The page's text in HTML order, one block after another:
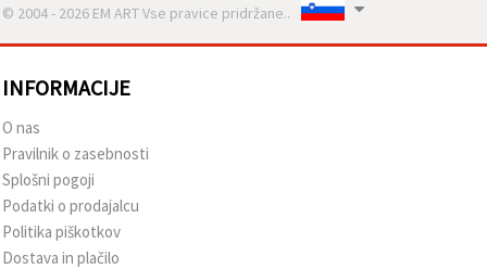
© 2004 - 2026 EM ART Vse pravice pridržane..
INFORMACIJE
O nas
Pravilnik o zasebnosti
Splošni pogoji
Podatki o prodajalcu
Politika piškotkov
Dostava in plačilo